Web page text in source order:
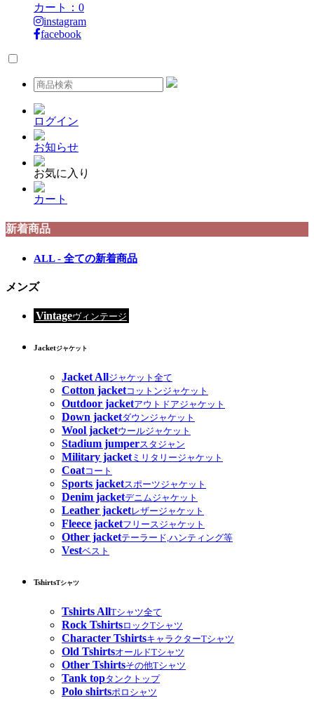
カート： 0
instagram
facebook
ログイン
お知らせ
お気に入り
カート
新着商品
ALL - 全ての新着商品
メンズ
Vintageヴィンテージ
Jacketジャケット
Jacket Allジャケット全て
Cotton jacketコットンジャケット
Outdoor jacketアウトドアジャケット
Down jacketダウンジャケット
Wool jacketウールジャケット
Stadium jumperスタジャン
Military jacketミリタリージャケット
Coatコート
Sports jacketスポーツジャケット
Denim jacketデニムジャケット
Leather jacketレザージャケット
Fleece jacketフリースジャケット
Other jacketテーラード,ハンティング等
Vestベスト
TshirtsTシャツ
Tshirts AllTシャツ全て
Rock TshirtsロックTシャツ
Character TshirtsキャラクターTシャツ
Old TshirtsオールドTシャツ
Other Tshirtsその他Tシャツ
Tank topタンクトップ
Polo shirtsポロシャツ